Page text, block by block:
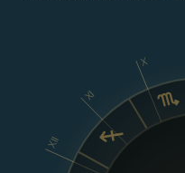
X
XI
XII